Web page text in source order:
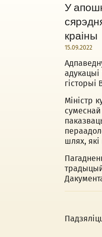
У
краіны
15.09.2022
адукацыі
Міністр
шлях,